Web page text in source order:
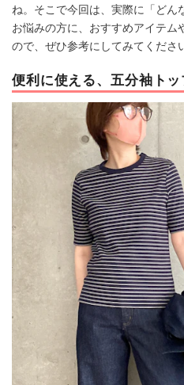
ね。そこで今回は、実際に「どん
お悩みの方に、おすすめアイテム
ので、ぜひ参考にしてみてくださ
便利に使える、五分袖トッ